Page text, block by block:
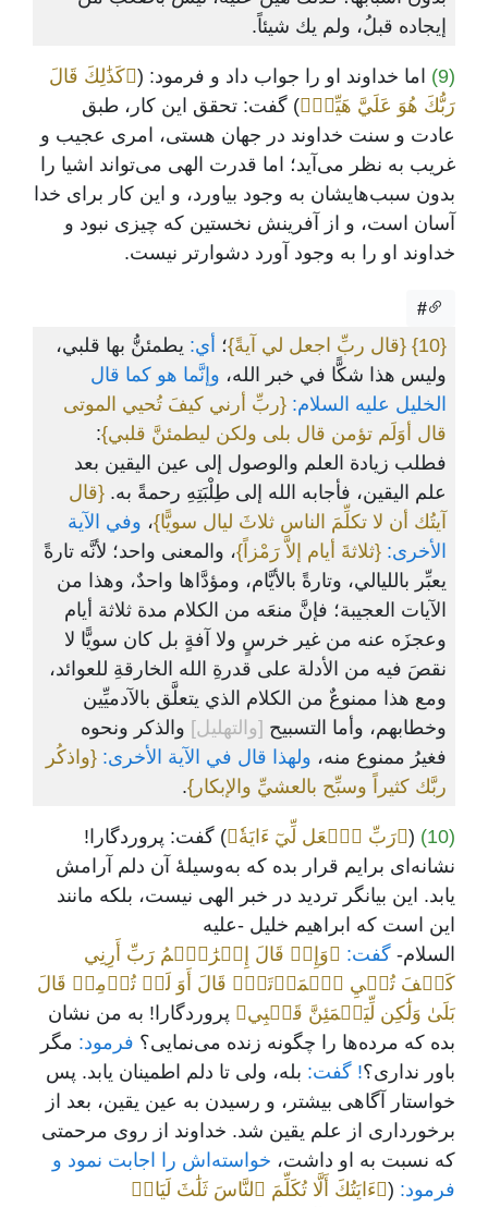
إيجاده قبلُ، ولم يك شيئاً.
(9) اما خداوند او را جواب داد و فرمود: (﴿كَذَٰلِكَ قَالَ
رَبُّكَ هُوَ عَلَيَّ هَيِّنٞ﴾) گفت: تحقق این کار، طبق
عادت و سنت خداوند در جهان هستی، امری عجیب و
غریب به نظر می‌آید؛ اما قدرت الهی می‌تواند اشیا را
بدون سبب‌هایشان به وجود بیاورد، و این کار برای خدا
آسان است، و از آفرینش نخستین که چیزی نبود و
خداوند او را به وجود آورد دشوارتر نیست.
#
{10} {قال ربِّ اجعل لي آيةً}؛ أي: يطمئنُّ بها قلبي،
وليس هذا شكًّا في خبر الله، وإنَّما هو كما قال
الخليل عليه السلام: {ربِّ أرني كيفَ تُحيي الموتى
قال أوَلَم تؤمن قال بلى ولكن ليطمئنَّ قلبي}:
فطلب زيادة العلم والوصول إلى عين اليقين بعد
علم اليقين، فأجابه الله إلى طِلْبَتِهِ رحمةً به. {قال
آيتُك أن لا تكلِّمَ الناس ثلاثَ ليال سويًّا}، وفي الآية
الأخرى: {ثلاثةَ أيام إلاَّ رَمْزاً}، والمعنى واحد؛ لأنَّه تارةً
يعبِّر بالليالي، وتارةً بالأيَّام، ومؤدَّاها واحدٌ، وهذا من
الآيات العجيبة؛ فإنَّ منعَه من الكلام مدة ثلاثة أيام
وعجزَه عنه من غير خرسٍ ولا آفةٍ بل كان سويًّا لا
نقصَ فيه من الأدلة على قدرةِ الله الخارقةِ للعوائد،
ومع هذا ممنوعٌ من الكلام الذي يتعلَّق بالآدميِّين
وخطابهم، وأما التسبيح [والتهليل] والذكر ونحوه
فغيرُ ممنوع منه، ولهذا قال في الآية الأخرى: {واذكُر
ربَّك كثيراً وسبِّح بالعشيِّ والإبكار}.
(10)
(﴿رَبِّ ٱجۡعَل لِّيٓ ءَايَةٗ﴾) گفت: پروردگارا!
نشانه‌ای برایم قرار بده که به‌وسیلۀ آن دلم آرامش
یابد. این بیانگر تردید در خبر الهی نیست، بلکه مانند
این است که ابراهیم خلیل -علیه
السلام- گفت: ﴿وَإِذۡ قَالَ إِبۡرَٰهِ‍ۧمُ رَبِّ أَرِنِي
كَيۡفَ تُحۡيِ ٱلۡمَوۡتَىٰۖ قَالَ أَوَ لَمۡ تُؤۡمِنۖ قَالَ
بَلَىٰ وَلَٰكِن لِّيَطۡمَئِنَّ قَلۡبِي﴾ پروردگارا! به من نشان
بده که مرده‌ها را چگونه زنده می‌نمایی؟ فرمود: مگر
باور نداری؟! گفت: بله، ولی تا دلم اطمینان یابد. پس
خواستار آگاهی بیشتر، و رسیدن به عین یقین، بعد از
برخورداری از علم یقین شد. خداوند از روی مرحمتی
که نسبت به او داشت، خواسته‌اش را اجابت نمود و
فرمود: (﴿ءَايَتُكَ أَلَّا تُكَلِّمَ ٱلنَّاسَ ثَلَٰثَ لَيَالٖ